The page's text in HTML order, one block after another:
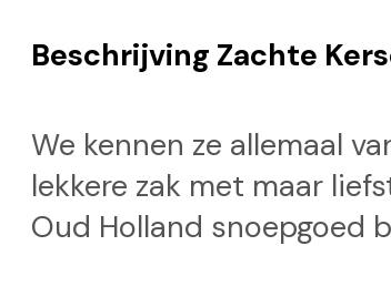
Beschrijving Zachte
We kennen ze allemaal
lekkere zak met maar
Oud Holland snoepgoed